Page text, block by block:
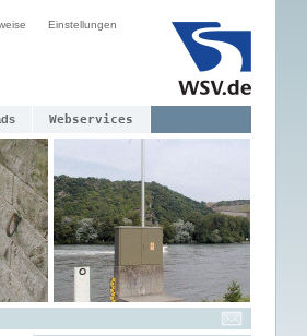
Einstellungen
Webservices